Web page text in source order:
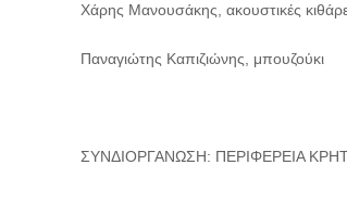
Χάρης Μανουσάκης, ακουστικές
Παναγιώτης Καπιζιώνης, μπουζούκι
ΣΥΝΔΙΟΡΓΑΝΩΣΗ: ΠΕΡΙΦΕΡΕΙΑ